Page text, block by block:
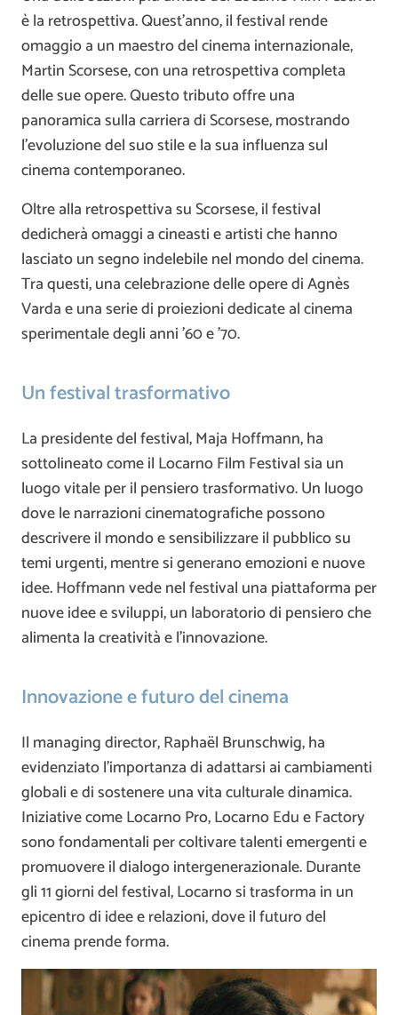
è la retrospettiva. Quest’anno, il festival rende
omaggio a un maestro del cinema internazionale,
Martin Scorsese, con una retrospettiva completa
delle sue opere. Questo tributo offre una
panoramica sulla carriera di Scorsese, mostrando
l’evoluzione del suo stile e la sua influenza sul
cinema contemporaneo.
Oltre alla retrospettiva su Scorsese, il festival
dedicherà omaggi a cineasti e artisti che hanno
lasciato un segno indelebile nel mondo del cinema.
Tra questi, una celebrazione delle opere di Agnès
Varda e una serie di proiezioni dedicate al cinema
sperimentale degli anni ’60 e ’70.
Un festival trasformativo
La presidente del festival, Maja Hoffmann, ha
sottolineato come il Locarno Film Festival sia un
luogo vitale per il pensiero trasformativo. Un luogo
dove le narrazioni cinematografiche possono
descrivere il mondo e sensibilizzare il pubblico su
temi urgenti, mentre si generano emozioni e nuove
idee. Hoffmann vede nel festival una piattaforma per
nuove idee e sviluppi, un laboratorio di pensiero che
alimenta la creatività e l’innovazione.
Innovazione e futuro del cinema
Il managing director, Raphaël Brunschwig, ha
evidenziato l’importanza di adattarsi ai cambiamenti
globali e di sostenere una vita culturale dinamica.
Iniziative come Locarno Pro, Locarno Edu e Factory
sono fondamentali per coltivare talenti emergenti e
promuovere il dialogo intergenerazionale. Durante
gli 11 giorni del festival, Locarno si trasforma in un
epicentro di idee e relazioni, dove il futuro del
cinema prende forma.